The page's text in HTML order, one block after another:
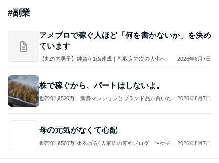
#副業
アメブロで稼ぐ人ほど「何を書かないか」を決め
ています
【丸の内男子】純資産1億達成｜副収入で次の人生へ 2026年8月7日
株で稼ぐから、パートはしないよ。
世帯年収520万、新築マンションとブランド品が買いたい 2026年8月7日
母の元気がなくて心配
世帯年収500万 ゆるゆる4人家族の節約ブログ 〜ケチ旦
2026年8月7日